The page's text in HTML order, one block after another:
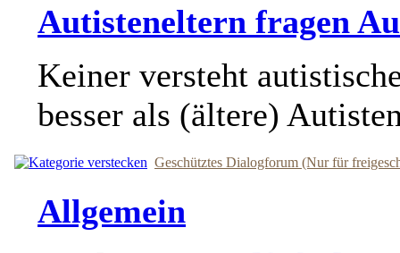
Autisteneltern fragen
Keiner versteht
besser als (ältere)
Geschütztes Dialogforum (Nur für
Allgemein